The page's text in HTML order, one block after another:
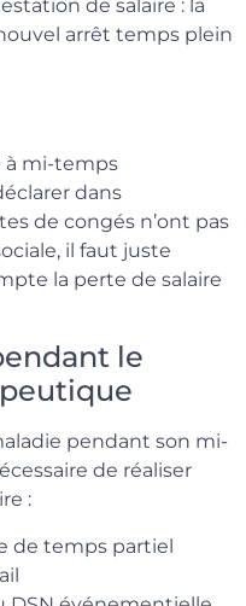
de salaire : la
arrêt temps plein
à mi-temps
dans
de congés n’ont pas
il faut juste
la perte de salaire
le
pendant son mi-
de réaliser
:
de temps partiel